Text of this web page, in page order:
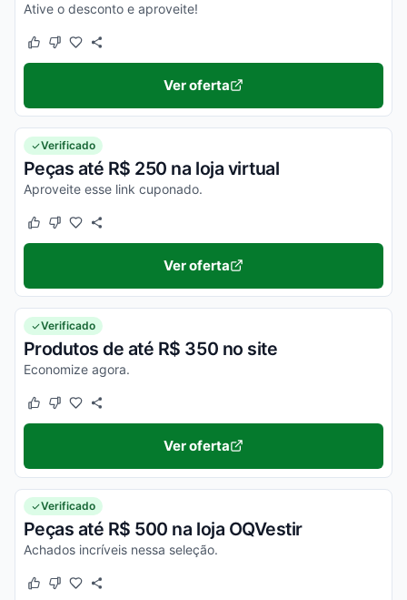
Ative o desconto e aproveite!
Este cupom funcionou
Este cupom não funcionou
Ver oferta
Verificado
Peças até R$ 250 na loja virtual
Aproveite esse link cuponado.
Este cupom funcionou
Este cupom não funcionou
Ver oferta
Verificado
Produtos de até R$ 350 no site
Economize agora.
Este cupom funcionou
Este cupom não funcionou
Ver oferta
Verificado
Peças até R$ 500 na loja OQVestir
Achados incríveis nessa seleção.
Este cupom funcionou
Este cupom não funcionou